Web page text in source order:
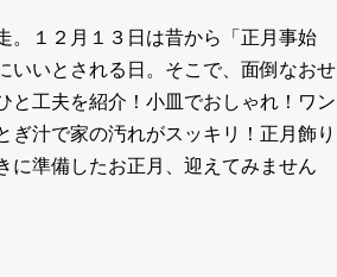
。１２月１３日は昔から「正月事始
いいとされる日。そこで、面倒なおせ
と工夫を紹介！小皿でおしゃれ！ワン
ぎ汁で家の汚れがスッキリ！正月飾り
に準備したお正月、迎えてみません